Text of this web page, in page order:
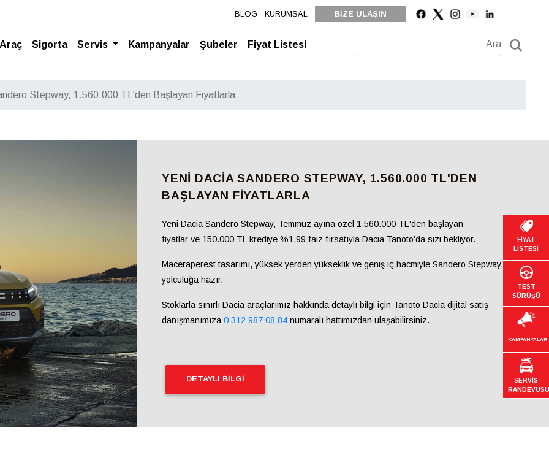
BLOG KURUMSAL BİZE ULAŞIN
Sigorta Servis Kampanyalar Şubeler Fiyat Listesi
FİYAT
LİSTESİ
TEST
SÜRÜŞÜ
KAMPANYALAR
SERVİS
RANDEVUSU
Stepway, 1.560.000 TL'den Başlayan Fiyatlarla
YENI DACIA SANDERO STEPWAY, 1.560.000 TL'DEN
BAŞLAYAN FIYATLARLA
Yeni Dacia Sandero Stepway, Temmuz ayına özel 1.560.000 TL'den başlayan
fiyatlar ve 150.000 TL krediye %1,99 faiz fırsatıyla Dacia Tanoto'da sizi bekliyor.
Maceraperest tasarımı, yüksek yerdenyükseklik ve geniş iç hacmiyle Sandero Stepway, her
yolculuğa hazır.
Stoklarla sınırlı Dacia araçlarımız hakkında detaylı bilgi için Tanoto Dacia dijital satış
danışmanımıza 0 312 987 08 84 numaralı hattımızdan ulaşabilirsiniz.
DETAYLI BILGI